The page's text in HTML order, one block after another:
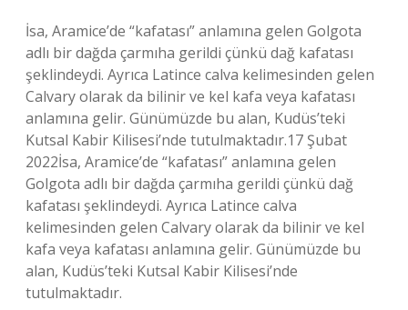
İsa, Aramice’de “kafatası” anlamına gelen Golgota
adlı bir dağda çarmıha gerildi çünkü dağ kafatası
şeklindeydi. Ayrıca Latince calva kelimesinden gelen
Calvary olarak da bilinir ve kel kafa veya kafatası
anlamına gelir. Günümüzde bu alan, Kudüs’teki
Kutsal Kabir Kilisesi’nde tutulmaktadır.17 Şubat
2022İsa, Aramice’de “kafatası” anlamına gelen
Golgota adlı bir dağda çarmıha gerildi çünkü dağ
kafatası şeklindeydi. Ayrıca Latince calva
kelimesinden gelen Calvary olarak da bilinir ve kel
kafa veya kafatası anlamına gelir. Günümüzde bu
alan, Kudüs’teki Kutsal Kabir Kilisesi’nde
tutulmaktadır.